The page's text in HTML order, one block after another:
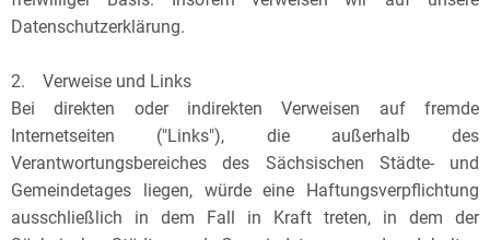
Datenschutzerklärung.
2. Verweise und Links
Bei direkten oder indirekten Verweisen auf fremde
Internetseiten ("Links"), die außerhalb des
Verantwortungsbereiches des Sächsischen Städte- und
Gemeindetages liegen, würde eine Haftungsverpflichtung
ausschließlich in dem Fall in Kraft treten, in dem der